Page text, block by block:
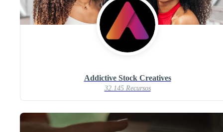
Addictive Stock Creatives
32.145 Recursos